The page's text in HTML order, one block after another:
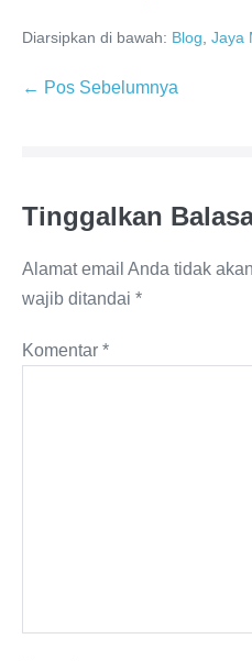
Diarsipkan di bawah: Blog, Jaya
← Pos Sebelumnya
Tinggalkan
Alamat email Anda tidak
wajib ditandai *
Komentar *